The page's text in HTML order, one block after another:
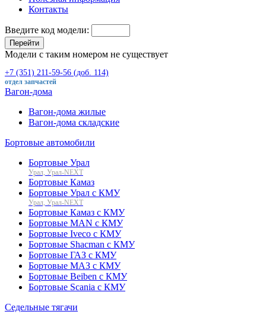
Контакты
Введите код модели:
Перейти
Модели с таким номером не существует
+7 (351) 211-59-56 (доб. 114)
отдел запчастей
Вагон-дома
Вагон-дома жилые
Вагон-дома складские
Бортовые автомобили
Бортовые Урал
Урал, Урал-NEXT
Бортовые Камаз
Бортовые Урал с КМУ
Урал, Урал-NEXT
Бортовые Камаз с КМУ
Бортовые MAN с КМУ
Бортовые Iveco с КМУ
Бортовые Shacman с КМУ
Бортовые ГАЗ с КМУ
Бортовые МАЗ с КМУ
Бортовые Beiben с КМУ
Бортовые Scania с КМУ
Седельные тягачи